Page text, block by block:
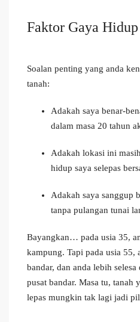
Faktor Gaya
Soalan penting yang anda
tanah:
Adakah saya benar-
dalam masa 20 tahun
Adakah lokasi ini
hidup saya selepas
Adakah saya sanggup
tanpa pulangan tunai
Bayangkan… pada usia 35,
kampung. Tapi pada usia 55,
bandar, dan anda lebih
pusat bandar. Masa tu, tanah
lepas mungkin tak lagi jadi